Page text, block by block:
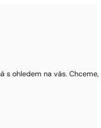
s ohledem na vás.